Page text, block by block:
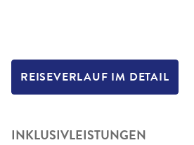
REISEVERLAUF IM DETAIL
INKLUSIVLEISTUNGEN